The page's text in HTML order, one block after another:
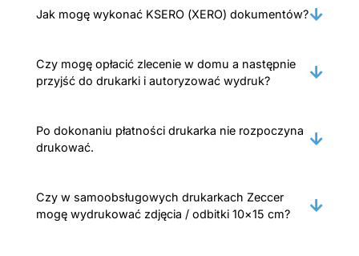
Jak mogę wykonać KSERO (XERO) dokumentów?
Czy mogę opłacić zlecenie w domu a następnie
przyjść do drukarki i autoryzować wydruk?
Po dokonaniu płatności drukarka nie rozpoczyna
drukować.
Czy w samoobsługowych drukarkach Zeccer
mogę wydrukować zdjęcia / odbitki 10×15 cm?